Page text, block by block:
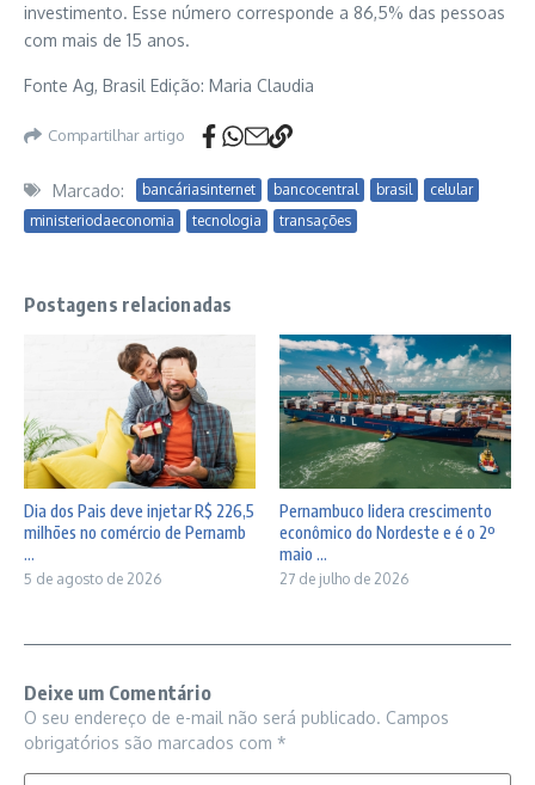
investimento. Esse número corresponde a 86,5% das pessoas
com mais de 15 anos.
Fonte Ag, Brasil Edição: Maria Claudia
Compartilhar artigo
Marcado: bancáriasinternet bancocentral brasil
celular
ministeriodaeconomia
tecnologia transações
Postagens relacionadas
Dia dos Pais deve injetar R$ 226,5
milhões no comércio de Pernamb
...
5 de agosto de 2026
Pernambuco lidera crescimento
econômico do Nordeste e é o 2º
maio ...
27 de julho de 2026
Deixe um Comentário
O seu endereço de e-mail não será publicado. Campos
obrigatórios são marcados com *